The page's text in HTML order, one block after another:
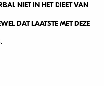
NIET IN HET DIEET VAN
DAT LAATSTE MET DEZE